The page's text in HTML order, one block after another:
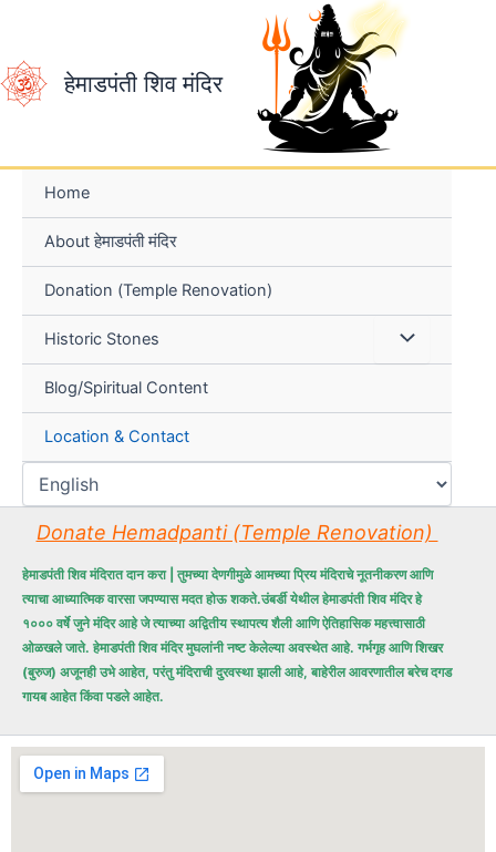
content
हेमाडपंती शिव मंदिर
Home
About हेमाडपंती मंदिर
Donation (Temple Renovation)
Historic Stones
Blog/Spiritual Content
Location & Contact
Donate Hemadpanti (Temple Renovation)
हेमाडपंती शिव मंदिरात दान करा | तुमच्या देणगीमुळे आमच्या प्रिय मंदिराचे नूतनीकरण आणि
त्याचा आध्यात्मिक वारसा जपण्यास मदत होऊ शकते.उंबर्डी येथील हेमाडपंती शिव मंदिर हे
१००० वर्षे जुने मंदिर आहे जे त्याच्या अद्वितीय स्थापत्य शैली आणि ऐतिहासिक महत्त्वासाठी
ओळखले जाते. हेमाडपंती शिव मंदिर मुघलांनी नष्ट केलेल्या अवस्थेत आहे. गर्भगृह आणि शिखर
(बुरुज) अजूनही उभे आहेत, परंतु मंदिराची दुरवस्था झाली आहे, बाहेरील आवरणातील बरेच दगड
गायब आहेत किंवा पडले आहेत.